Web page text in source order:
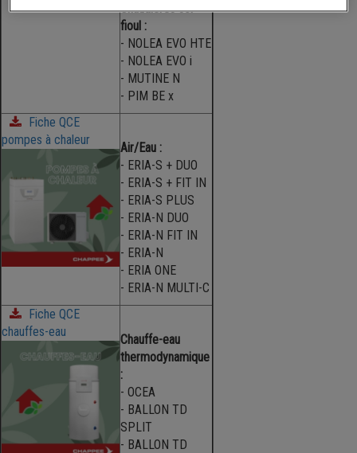
Chaudières sol
fioul :
- NOLEA EVO HTE
- NOLEA EVO i
- MUTINE N
- PIM BE x
Fiche QCE
pompes à chaleur
Air/Eau :
- ERIA-S + DUO
- ERIA-S + FIT IN
- ERIA-S PLUS
- ERIA-N DUO
- ERIA-N FIT IN
- ERIA-N
- ERIA ONE
- ERIA-N MULTI-C
Fiche QCE
chauffes-eau
Chauffe-eau
thermodynamique
:
- OCEA
- BALLON TD
SPLIT
- BALLON TD